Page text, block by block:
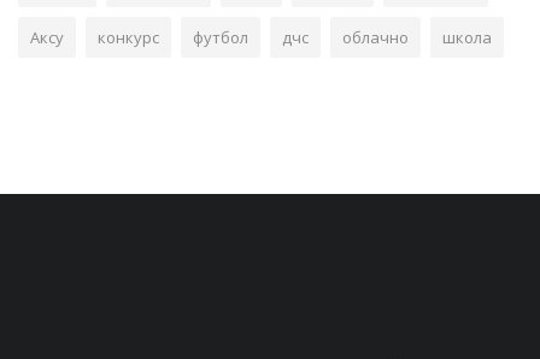
Аксу конкурс футбол дчс облачно школа